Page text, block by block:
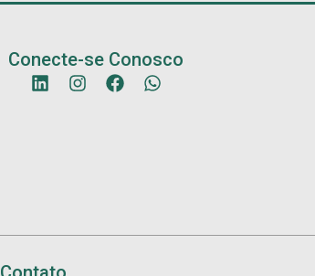
Conecte-se Conosco